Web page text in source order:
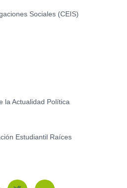
Sociales (CEIS)
la Actualidad Política
Estudiantil Raíces